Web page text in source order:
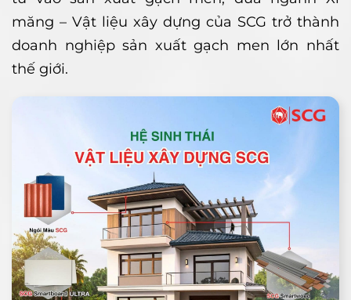
măng – Vật liệu xây dựng của SCG trở thành
doanh nghiệp sản xuất gạch men lớn nhất
thế giới.